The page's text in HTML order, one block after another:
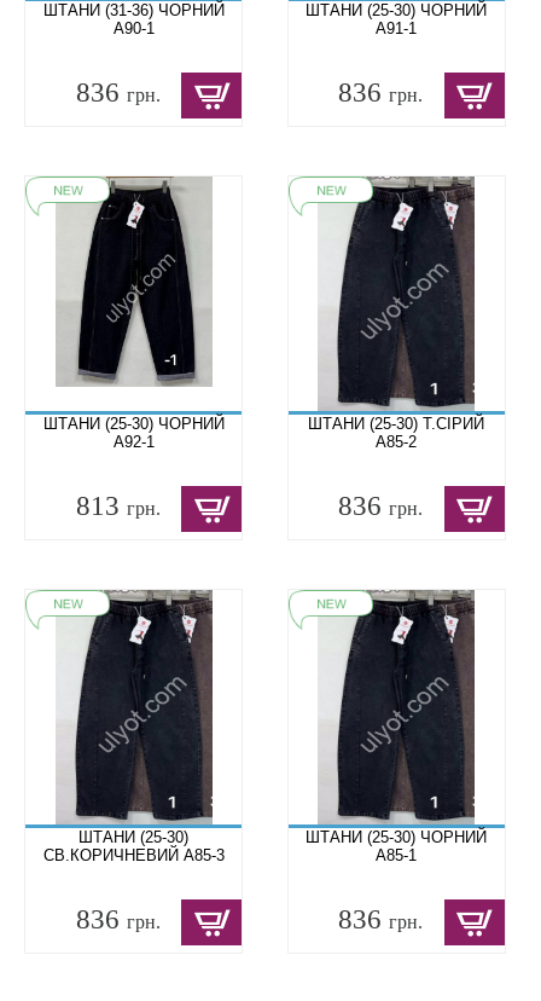
ШТАНИ (31-36) ЧОРНИЙ
A90-1
836 грн.
ШТАНИ (25-30) ЧОРНИЙ
A91-1
836грн.
ШТАНИ (25-30) ЧОРНИЙ
A92-1
813 грн.
ШТАНИ (25-30) Т.СІРИЙ
A85-2
836грн.
ШТАНИ (25-30)
СВ.КОРИЧНЕВИЙ A85-3
836 грн.
ШТАНИ (25-30) ЧОРНИЙ
A85-1
836грн.